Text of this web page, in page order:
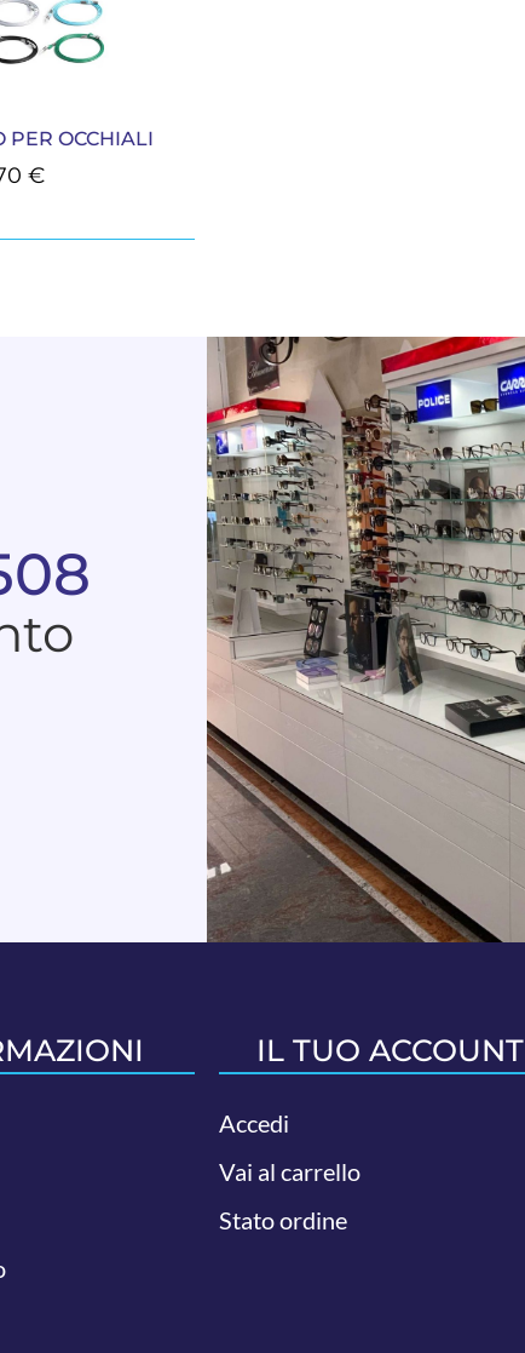
PER OCCHIALI
€
IL TUO ACCOUNT
Accedi
Vai al carrello
Stato ordine